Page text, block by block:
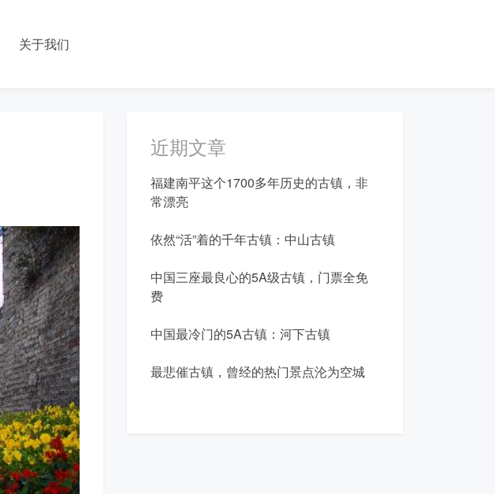
关于我们
近期文章
福建南平这个1700多年历史的古镇，非
常漂亮
依然“活”着的千年古镇：中山古镇
中国三座最良心的5A级古镇，门票全免
费
中国最冷门的5A古镇：河下古镇
最悲催古镇，曾经的热门景点沦为空城